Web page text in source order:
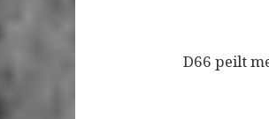
D66 peilt